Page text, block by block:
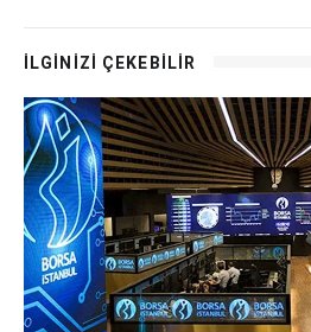
İLGİNİZİ ÇEKEBİLİR